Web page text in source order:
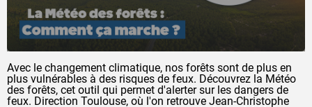
Avec le changement climatique, nos forêts sont de plus en
plus vulnérables à des risques de feux. Découvrez la Météo
des forêts, cet outil qui permet d'alerter sur les dangers de
feux. Direction Toulouse, où l'on retrouve Jean-Christophe